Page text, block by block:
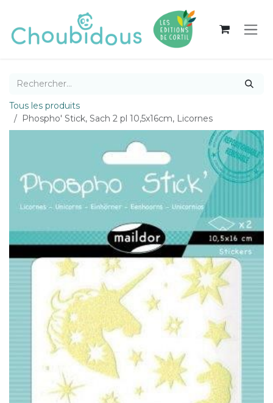
Tous les produits
Phospho' Stick, Sach 2 pl 10,5x16cm, Licornes